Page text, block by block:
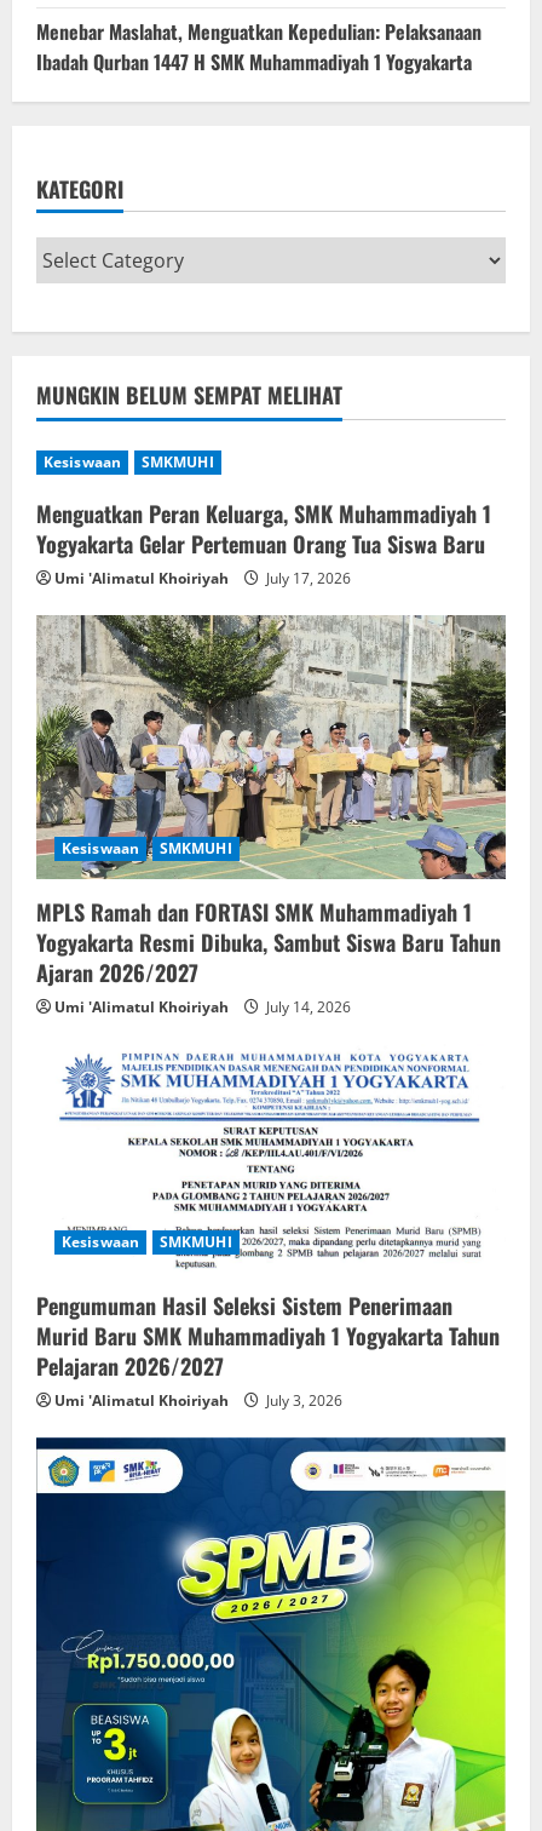
Menebar Maslahat, Menguatkan Kepedulian: Pelaksanaan
Ibadah Qurban 1447 H SMK Muhammadiyah 1 Yogyakarta
KATEGORI
MUNGKIN BELUM SEMPAT MELIHAT
Kesiswaan SMKMUHI
Menguatkan Peran Keluarga, SMK Muhammadiyah 1
Yogyakarta Gelar Pertemuan Orang Tua Siswa Baru
Umi 'Alimatul Khoiriyah July 17, 2026
Kesiswaan SMKMUHI
MPLS Ramah dan FORTASI SMK Muhammadiyah 1
Yogyakarta Resmi Dibuka, Sambut Siswa Baru Tahun
Ajaran 2026/2027
Umi 'Alimatul Khoiriyah July 14, 2026
Kesiswaan SMKMUHI
Pengumuman Hasil Seleksi Sistem Penerimaan
Murid Baru SMK Muhammadiyah 1 Yogyakarta Tahun
Pelajaran 2026/2027
Umi 'Alimatul Khoiriyah July 3, 2026